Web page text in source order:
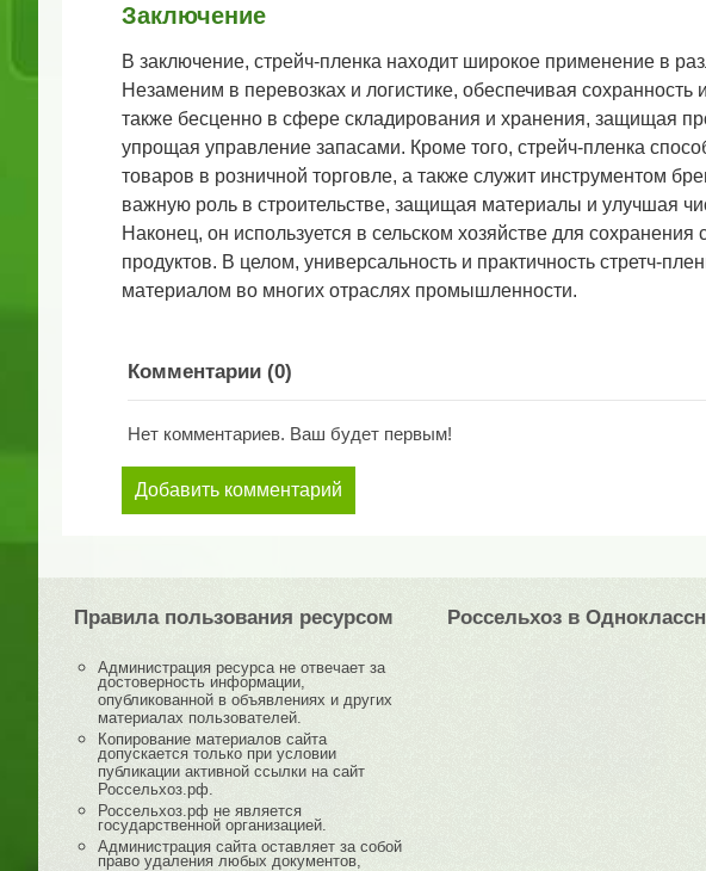
Заключение
В заключение, стрейч-пленка находит широкое применение в
Незаменим в перевозках и логистике, обеспечивая сохранность
также бесценно в сфере складирования и хранения, защищая
упрощая управление запасами. Кроме того, стрейч-пленка
товаров в розничной торговле, а также служит инструментом
важную роль в строительстве, защищая материалы и улучшая
Наконец, он используется в сельском хозяйстве для
продуктов. В целом, универсальность и практичность стретч-
материалом во многих отраслях промышленности.
Комментарии (0)
Нет комментариев. Ваш будет первым!
Добавить комментарий
Правила пользования ресурсом
Администрация ресурса не отвечает за
достоверность информации,
опубликованной в объявлениях и других
материалах пользователей.
Копирование материалов сайта
допускается только при условии
публикации активной ссылки на сайт
Россельхоз.рф.
Россельхоз.рф не является
государственной организацией.
Администрация сайта оставляет за собой
право удаления любых документов,
Россельхоз в